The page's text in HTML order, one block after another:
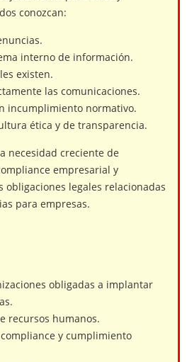
conozcan:
interno de información.
existen.
las comunicaciones.
incumplimiento normativo.
ética y de transparencia.
necesidad creciente de
empresarial y
obligaciones legales relacionadas
para empresas.
obligadas a implantar
recursos humanos.
y cumplimiento